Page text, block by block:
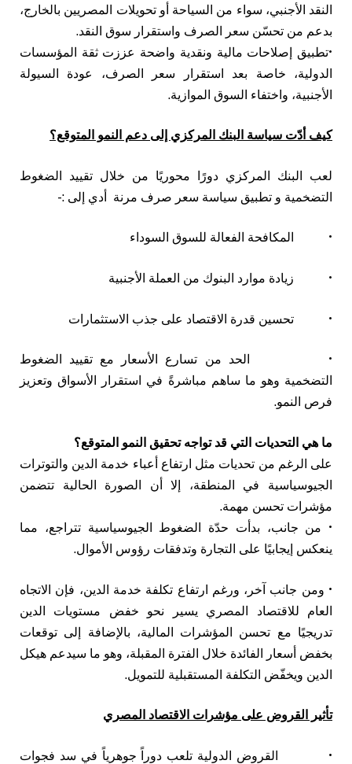
النقد الأجنبي، سواء من السياحة أو تحويلات المصريين بالخارج،
بدعم من تحسّن سعر الصرف واستقرار سوق النقد.
•تطبيق إصلاحات مالية ونقدية واضحة عززت ثقة المؤسسات
الدولية، خاصة بعد استقرار سعر الصرف، عودة السيولة
الأجنبية، واختفاء السوق الموازية.
كيف أدّت سياسة البنك المركزي إلى دعم النمو المتوقع؟
لعب البنك المركزي دورًا محوريًا من خلال تقييد الضغوط
التضخمية و تطبيق سياسة سعر صرف مرنة أدي إلى :-
• المكافحة الفعالة للسوق السوداء
• زيادة موارد البنوك من العملة الأجنبية
• تحسين قدرة الاقتصاد على جذب الاستثمارات
• الحد من تسارع الأسعار مع تقييد الضغوط
التضخمية وهو ما ساهم مباشرةً في استقرار الأسواق وتعزيز
فرص النمو.
ما هي التحديات التي قد تواجه تحقيق النمو المتوقع؟
على الرغم من تحديات مثل ارتفاع أعباء خدمة الدين والتوترات
الجيوسياسية في المنطقة، إلا أن الصورة الحالية تتضمن
مؤشرات تحسن مهمة.
• من جانب، بدأت حدّة الضغوط الجيوسياسية تتراجع، مما
ينعكس إيجابيًا على التجارة وتدفقات رؤوس الأموال.
• ومن جانب آخر، ورغم ارتفاع تكلفة خدمة الدين، فإن الاتجاه
العام للاقتصاد المصري يسير نحو خفض مستويات الدين
تدريجيًا مع تحسن المؤشرات المالية، بالإضافة إلى توقعات
بخفض أسعار الفائدة خلال الفترة المقبلة، وهو ما سيدعم هيكل
الدين ويخفّض التكلفة المستقبلية للتمويل.
تأثير القروض على مؤشرات الاقتصاد المصري
• القروض الدولية تلعب دوراً جوهرياً في سد فجوات